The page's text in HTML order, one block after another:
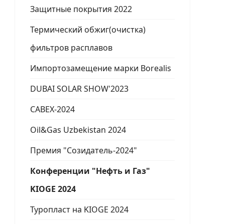
Защитные покрытия 2022
Термический обжиг(очистка)
фильтров расплавов
Импортозамещение марки Borealis
DUBAI SOLAR SHOW'2023
CABEX-2024
Oil&Gas Uzbekistan 2024
Премия "Созидатель-2024"
Конференции "Нефть и Газ"
KIOGE 2024
Туропласт на KIOGE 2024